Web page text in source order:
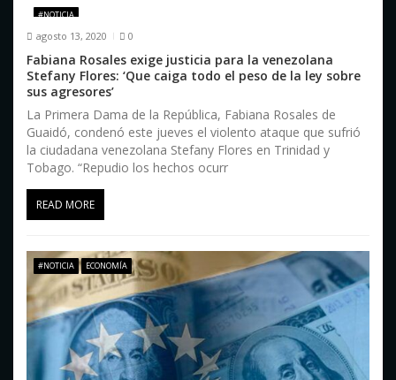
d
e
e
n
t
r
a
a
s
#NOTICIA
agosto 13, 2020 0
Fabiana Rosales exige justicia para la venezolana
Stefany Flores: ‘Que caiga todo el peso de la ley sobre
sus agresores’
La Primera Dama de la República, Fabiana Rosales de
Guaidó, condenó este jueves el violento ataque que sufrió
la ciudadana venezolana Stefany Flores en Trinidad y
Tobago. “Repudio los hechos ocurr
READ MORE
#NOTICIA ECONOMÍA